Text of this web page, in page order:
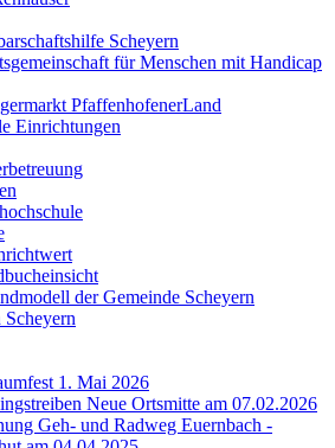
Scheyern
für Menschen mit Handicap
PfaffenhofenerLand
Einrichtungen
der Gemeinde Scheyern
1. Mai 2026
Neue Ortsmitte am 07.02.2026
Geh- und Radweg Euernbach -